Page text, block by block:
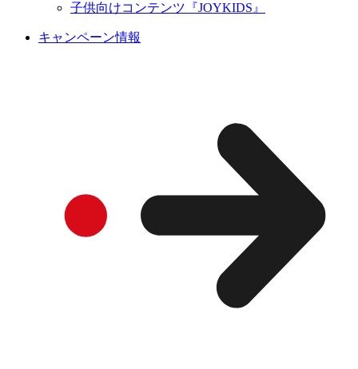
子供向けコンテンツ『JOYKIDS』
キャンペーン情報